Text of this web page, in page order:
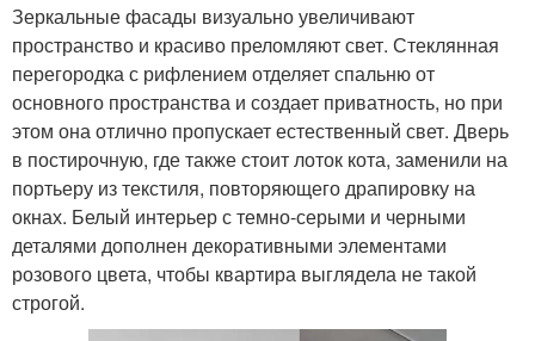
Зеркальные фасады визуально увеличивают
пространство и красиво преломляют свет. Стеклянная
перегородка с рифлением отделяет спальню от
основного пространства и создает приватность, но при
этом она отлично пропускает естественный свет. Дверь
в постирочную, где также стоит лоток кота, заменили на
портьеру из текстиля, повторяющего драпировку на
окнах. Белый интерьер с темно-серыми и черными
деталями дополнен декоративными элементами
розового цвета, чтобы квартира выглядела не такой
строгой.